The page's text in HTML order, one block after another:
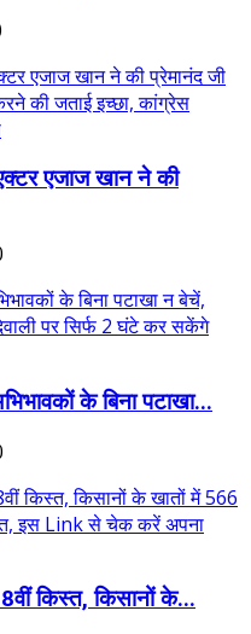
एजाज खान ने की
के बिना पटाखा...
किस्त, किसानों के...